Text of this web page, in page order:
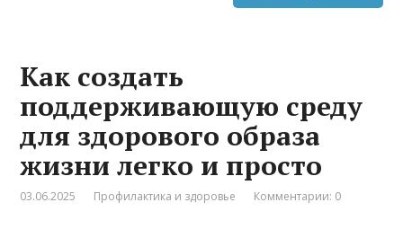
Как создать
поддерживающую среду
для здорового образа
жизни легко и просто
03.06.2025 Профилактика и здоровье Комментарии: 0